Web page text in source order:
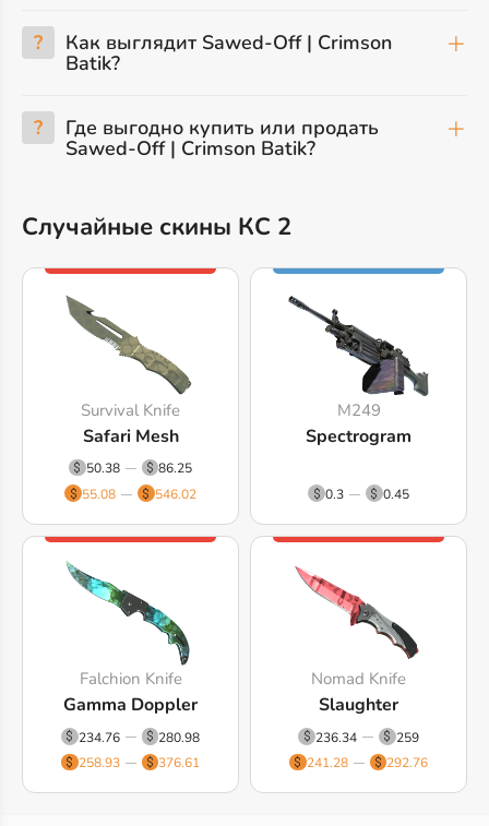
? Как выглядит Sawed-Off | Crimson
Batik?
? Где выгодно купить или продать
Sawed-Off | Crimson Batik?
Случайные скины КС 2
Survival Knife
Safari Mesh
50.38
86.25
55.08
546.02
M249
Spectrogram
0.3 0.45
Falchion Knife
Gamma Doppler
234.76
280.98
258.93
376.61
Nomad Knife
Slaughter
236.34
259
241.28
292.76